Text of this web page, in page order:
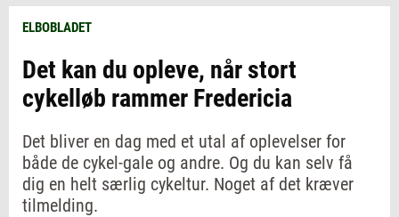
ELBOBLADET
Det kan du opleve, når stort
cykelløb rammer Fredericia
Det bliver en dag med et utal af oplevelser for
både de cykel-gale og andre. Og du kan selv få
dig en helt særlig cykeltur. Noget af det kræver
tilmelding.